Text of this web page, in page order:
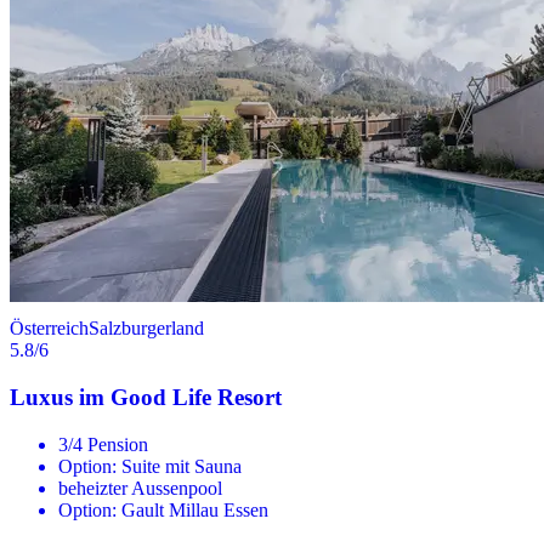
ÖsterreichSalzburgerland
5.8/6
Luxus im Good Life Resort
3/4 Pension
Option: Suite mit Sauna
beheizter Aussenpool
Option: Gault Millau Essen